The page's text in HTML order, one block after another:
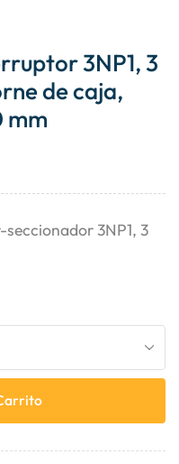
3NP1, 3
de caja,
mm
3NP1, 3